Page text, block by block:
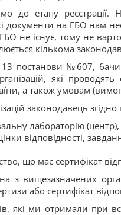
до етапу реєстрації.
документи на ГБО нам
не існує, тому не
кількома
постанови №607,
які
а також умовам
законодавець
лабораторію (центр),
відповідності,
що має сертифікат
з вищезазначених
або сертифікат
які ми отримали при